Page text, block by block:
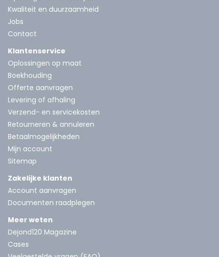
Kwaliteit en duurzaamheid
Jobs
Contact
Klantenservice
Oplossingen op maat
Boekhouding
Offerte aanvragen
Levering of afhaling
Verzend- en servicekosten
Retourneren & annuleren
Betaalmogelijkheden
Mijn account
Sitemap
Zakelijke klanten
Account aanvragen
Documenten raadplegen
Meer weten
Dejond120 Magazine
Cases